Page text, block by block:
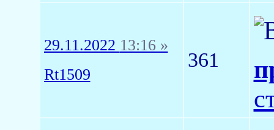
29.11.2022 13:16 »
Rt1509
361